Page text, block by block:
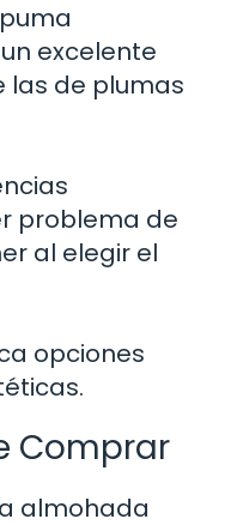
excelente
las de plumas
problema de
al elegir el
opciones
Comprar
almohada